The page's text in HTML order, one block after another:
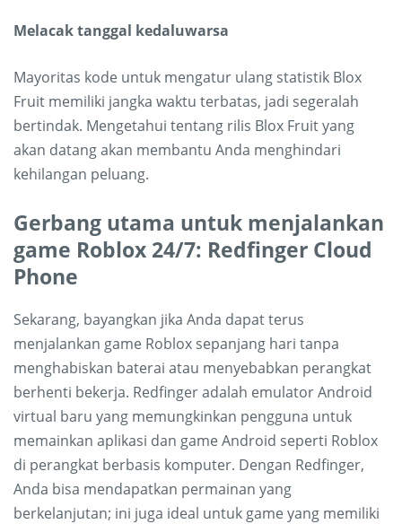
Melacak tanggal kedaluwarsa
Mayoritas kode untuk mengatur ulang statistik Blox
Fruit memiliki jangka waktu terbatas, jadi segeralah
bertindak. Mengetahui tentang rilis Blox Fruit yang
akan datang akan membantu Anda menghindari
kehilangan peluang.
Gerbang utama untuk menjalankan
game Roblox 24/7: Redfinger Cloud
Phone
Sekarang, bayangkan jika Anda dapat terus
menjalankan game Roblox sepanjang hari tanpa
menghabiskan baterai atau menyebabkan perangkat
berhenti bekerja. Redfinger adalah emulator Android
virtual baru yang memungkinkan pengguna untuk
memainkan aplikasi dan game Android seperti Roblox
di perangkat berbasis komputer. Dengan Redfinger,
Anda bisa mendapatkan permainan yang
berkelanjutan; ini juga ideal untuk game yang memiliki